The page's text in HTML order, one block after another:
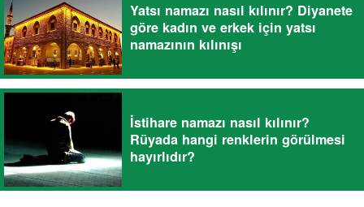
Yatsı namazı nasıl kılınır? Diyanete
göre kadın ve erkek için yatsı
namazının kılınışı
İstihare namazı nasıl kılınır?
Rüyada hangi renklerin görülmesi
hayırlıdır?